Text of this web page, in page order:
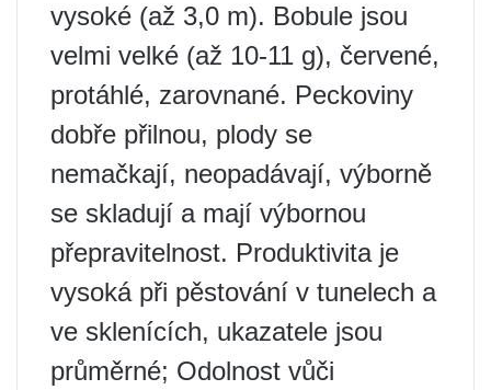
vysoké (až 3,0 m). Bobule jsou
velmi velké (až 10-11 g), červené,
protáhlé, zarovnané. Peckoviny
dobře přilnou, plody se
nemačkají, neopadávají, výborně
se skladují a mají výbornou
přepravitelnost. Produktivita je
vysoká při pěstování v tunelech a
ve sklenících, ukazatele jsou
průměrné; Odolnost vůči